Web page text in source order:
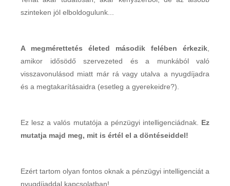
szinteken jól elboldogulunk...
A megmérettetés életed második felében érkezik
amikor idősödő szervezeted és a munkából való
visszavonulásod miatt már rá vagy utalva a nyugdíjadra
és a megtakarításaidra (esetleg a gyerekeidre?).
Ez lesz a valós mutatója a pénzügyi intelligenciádnak. Ez
mutatja majd meg, mit is értél el a döntéseiddel!
Ezért tartom olyan fontos oknak a pénzügyi intelligenciát a
nyugdíjaddal kapcsolatban!